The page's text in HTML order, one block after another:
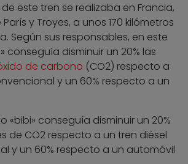
este tren se realizaba en Francia,
y Troyes, a unos 170 kilómetros
Según sus responsables, en este
conseguía disminuir un 20% las
de carbono (CO2) respecto a
y un 60% respecto a un
«bibi» conseguía disminuir un 20%
de CO2 respecto a un tren diésel
y un 60% respecto a un automóvil